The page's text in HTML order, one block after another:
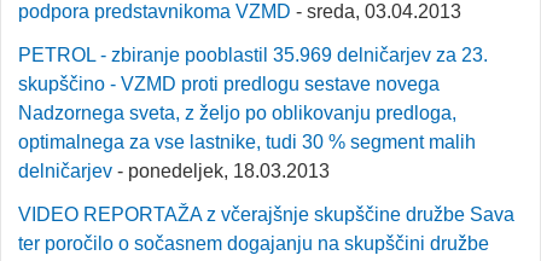
podpora predstavnikoma VZMD - sreda, 03.04.2013
PETROL - zbiranje pooblastil 35.969 delničarjev za 23.
skupščino - VZMD proti predlogu sestave novega
Nadzornega sveta, z željo po oblikovanju predloga,
optimalnega za vse lastnike, tudi 30 % segment malih
delničarjev - ponedeljek, 18.03.2013
VIDEO REPORTAŽA z včerajšnje skupščine družbe Sava
ter poročilo o sočasnem dogajanju na skupščini družbe